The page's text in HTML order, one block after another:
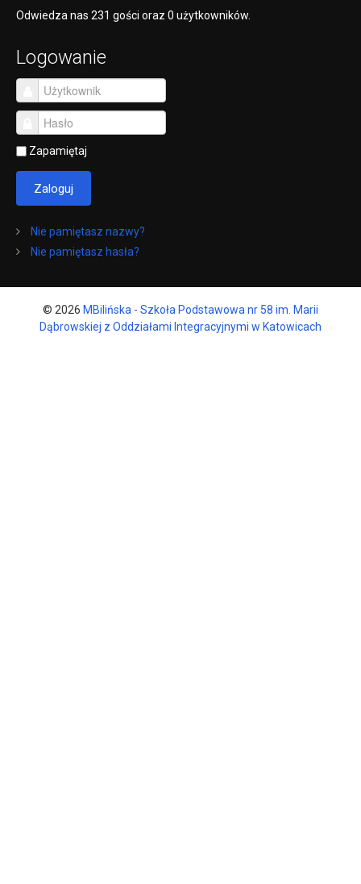
Odwiedza nas 231 gości oraz 0 użytkowników.
Logowanie
Zapamiętaj
Zaloguj
Nie pamiętasz nazwy?
Nie pamiętasz hasła?
© 2026 MBilińska - Szkoła Podstawowa nr 58 im. Marii
Dąbrowskiej z Oddziałami Integracyjnymi w Katowicach